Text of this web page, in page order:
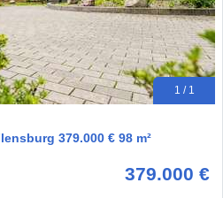
1 / 1
379.000 € 98 m²
379.000 €